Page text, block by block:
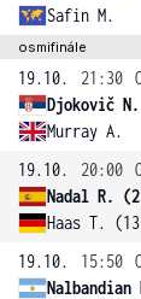
Safin M.
osmifinále
19.10. 21:30
Djokovič
Murray A.
19.10.
20:00
Nadal R.
Haas T.
19.10.
15:50